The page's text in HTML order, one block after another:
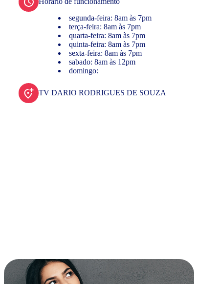
segunda-feira: 8am às 7pm
terça-feira: 8am às 7pm
quarta-feira: 8am às 7pm
quinta-feira: 8am às 7pm
sexta-feira: 8am às 7pm
sabado: 8am às 12pm
domingo:
TV DARIO RODRIGUES DE SOUZA